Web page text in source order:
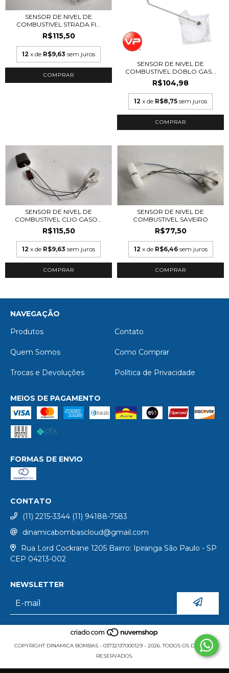
SENSOR DE NIVEL DE
COMBUSTIVEL STRADA FI...
R$115,50
12 x de R$9,63 sem juros
SENSOR DE NIVEL DE
COMBUSTIVEL DOBLO GAS...
R$104,98
12 x de R$8,75 sem juros
SENSOR DE NIVEL DE
COMBUSTIVEL CLIO GASO...
R$115,50
12 x de R$9,63 sem juros
SENSOR DE NIVEL DE
COMBUSTIVEL SAVEIRO
R$77,50
12 x de R$6,46 sem juros
NAVEGAÇÃO
Produtos
Contato
Quem Somos Como Comprar
Trocas e Devoluções Política de Privacidade
MEIOS DE PAGAMENTO
FORMAS DE ENVIO
CONTATO
(11) 2215-3344 (11) 94188-7583
dinamicabombascloud@gmail.com
Rua Lord Cockrane 1205 Bairro: Ipiranga São Paulo - SP
CEP 04213-002
NEWSLETTER
COPYRIGHT DINAMICA BOMBAS - 03732137000129 - 2026. TODOS OS DIREITOS
RESERVADOS.